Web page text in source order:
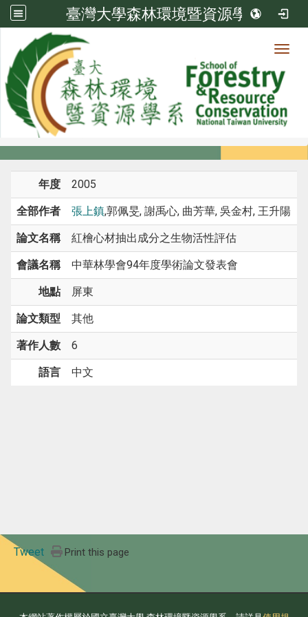
臺灣大學森林環境暨資源學系
系所成員
系所成員
年度 2005
全部作者 張上鎮,郭佩旻, 謝禹心, 曲芳華, 吳金村, 王升陽
論文名稱 紅檜心材抽出成分之生物活性評估
會議名稱 中華林學會94年度學術論文發表會
地點 屏東
論文類型 其他
著作人數 6
語言 中文
Tweet Print this page